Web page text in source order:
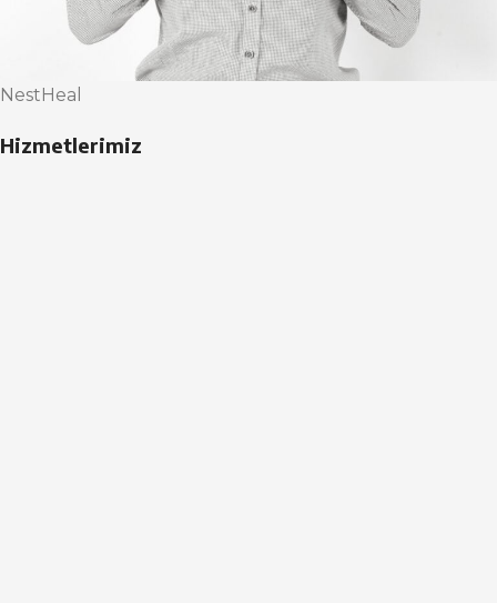
NestHeal
Hizmetlerimiz